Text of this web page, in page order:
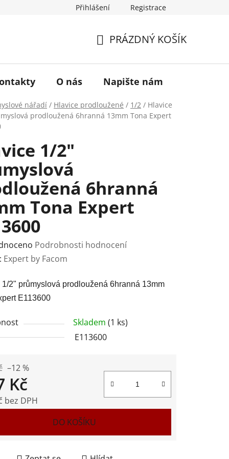
Historie značky TONA
Přihlášení Registrace
KOŠÍK
PRÁZDNÝ KOŠÍK
O nás Napište nám
nářadí / Hlavice prodloužené / 1/2 / Hlavice
prodloužená 6hranná 13mm Tona Expert
1/2"
6hranná
Tona Expert
Podrobnosti hodnocení
Expert by Facom
1/2" průmyslová prodloužená 6hranná 13mm
E113600
Skladem (1 ks)
E113600
–12 %
Kč
bez DPH
DO KOŠÍKU